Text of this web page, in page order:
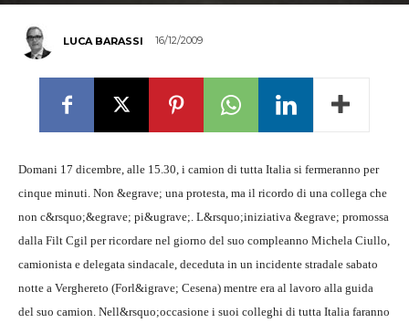
LUCA BARASSI 16/12/2009
Domani 17 dicembre, alle 15.30, i camion di tutta Italia si fermeranno per
cinque minuti. Non &egrave; una protesta, ma il ricordo di una collega che
non c&rsquo;&egrave; pi&ugrave;. L&rsquo;iniziativa &egrave; promossa
dalla Filt Cgil per ricordare nel giorno del suo compleanno Michela Ciullo,
camionista e delegata sindacale, deceduta in un incidente stradale sabato
notte a Verghereto (Forl&igrave; Cesena) mentre era al lavoro alla guida
del suo camion. Nell&rsquo;occasione i suoi colleghi di tutta Italia faranno